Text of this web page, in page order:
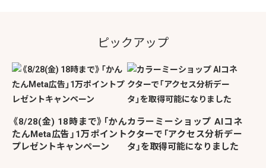
ピックアップ
《8/28(金) 18時まで》「かん
たんMeta広告」1万ポイント
プレゼントキャンペーン
カラーミーショップ AIコネ
クターで「アクセス分析デー
タ」を取得可能になりました